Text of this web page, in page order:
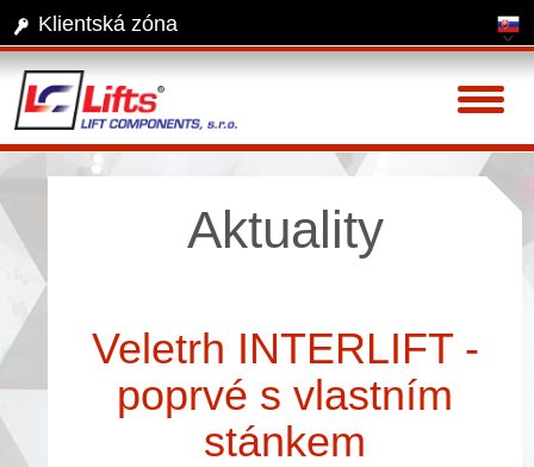
Klientská zóna
Aktuality
Veletrh INTERLIFT -
poprvé s vlastním
stánkem